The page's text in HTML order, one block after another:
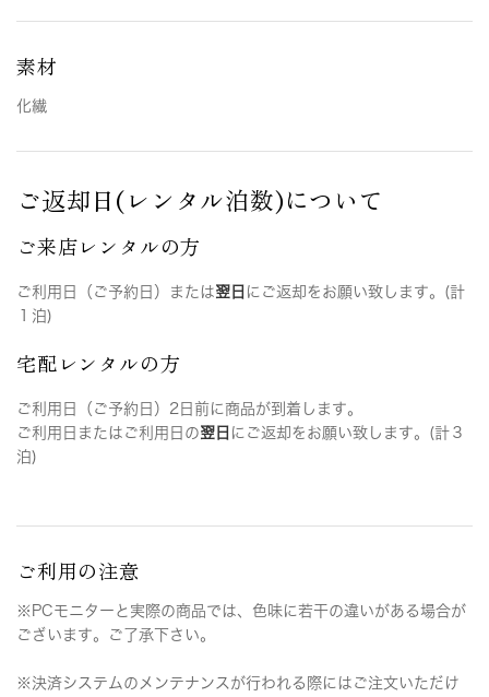
素材
化繊
ご返却日(レンタル泊数)について
ご来店レンタルの方
ご利用日（ご予約日）または翌日 にご返却をお願い致します。(計
１泊)
宅配レンタルの方
ご利用日（ご予約日）2日前に商品が到着します。
ご利用日またはご利用日の翌日 にご返却をお願い致します。(計３
泊)
ご利用の注意
※PCモニターと実際の商品では、色味に若干の違いがある場合が
ございます。ご了承下さい。
※決済システムのメンテナンスが行われる際にはご注文いただけ